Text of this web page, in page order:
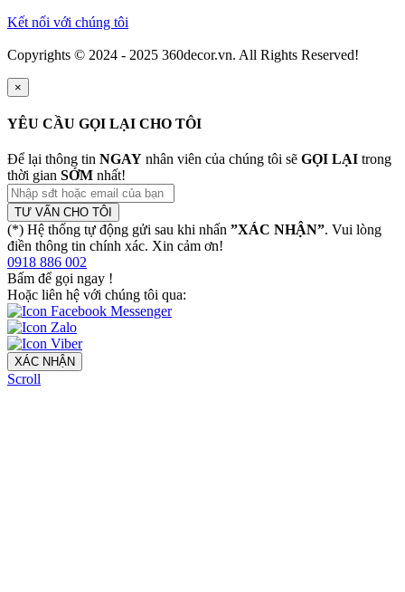
Kết nối với chúng tôi
Copyrights © 2024 - 2025 360decor.vn. All Rights Reserved!
×
YÊU CẦU GỌI LẠI CHO TÔI
Để lại thông tin NGAY nhân viên của chúng tôi sẽ GỌI LẠI trong
thời gian SỚM nhất!
TƯ VẤN CHO TÔI
(*) Hệ thống tự động gửi sau khi nhấn ”XÁC NHẬN”. Vui lòng
điền thông tin chính xác. Xin cảm ơn!
0918 886 002
Bấm để gọi ngay !
Hoặc liên hệ với chúng tôi qua:
XÁC NHẬN
Scroll